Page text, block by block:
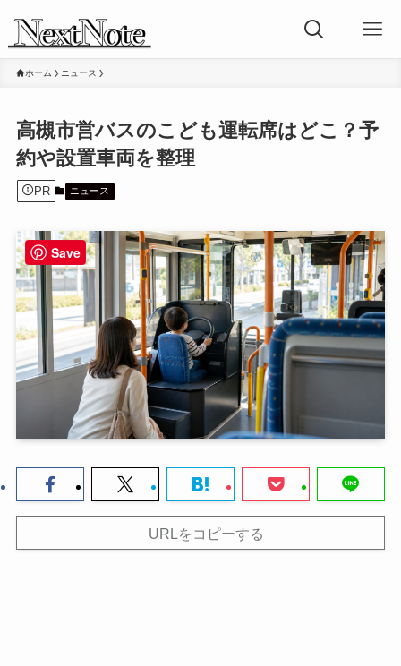
ホーム ニュース
高槻市営バスのこども運転席はどこ？予
約や設置車両を整理
PR ニュース
URLをコピーする
Save